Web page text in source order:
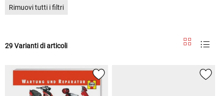
Rimuovi tutti i filtri
29 Varianti di articoli